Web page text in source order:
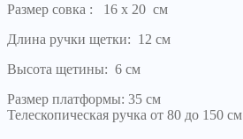
Размер совка : 16 х 20 см
Длина ручки щетки: 12 см
Высота щетины: 6 см
Размер платформы: 35 см
Телескопическая ручка от 80 до 150 см